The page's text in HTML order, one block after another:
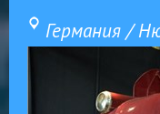
Германия /